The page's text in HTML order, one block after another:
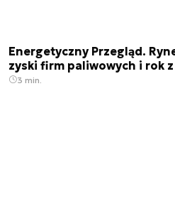
Energetyczny Przegląd.
zyski firm paliwowych i rok
3 min.